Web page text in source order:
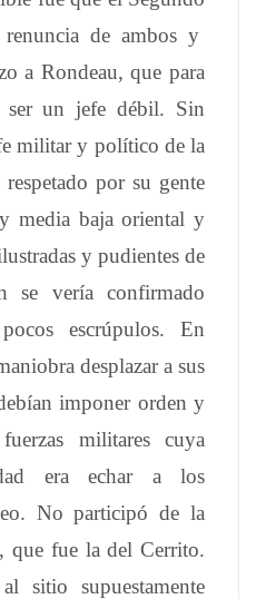
de ambos y
a Rondeau, que para
un jefe débil. Sin
militar y político de la
por su gente
media baja oriental y
y pudientes de
se vería confirmado
escrúpulos. En
desplazar a sus
imponer orden y
militares cuya
era echar a los
No participó de la
que fue la del Cerrito.
sitio supuestamente